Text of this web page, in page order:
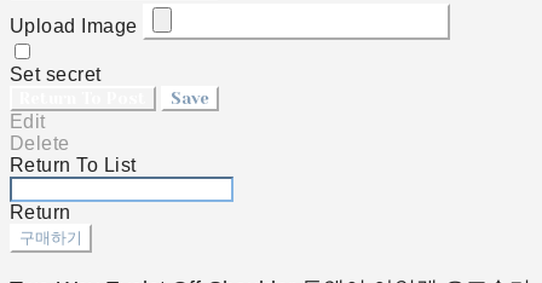
Upload Image
Set secret
Save
Edit
Delete
Return To List
Return
구매하기